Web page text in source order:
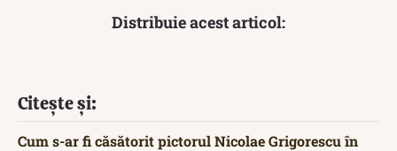
Distribuie acest articol:
Citește și:
Cum s-ar fi căsătorit pictorul Nicolae Grigorescu în